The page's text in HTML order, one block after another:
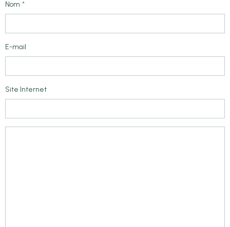
Nom
E-mail
Site Internet